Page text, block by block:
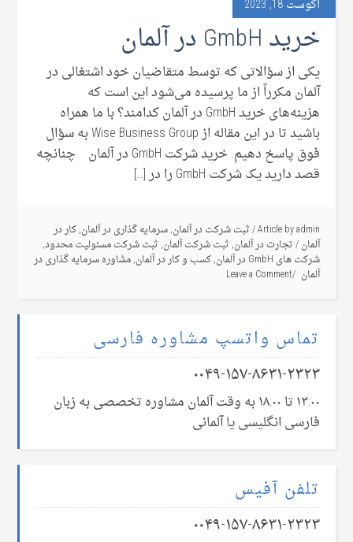
آگوست 18, 2023
خرید GmbH در آلمان
یکی از سؤالاتی که توسط متقاضیان خود اشتغالی در
آلمان مکرراً از ما پرسیده می‌شود این است که
هزینه‌های خرید GmbH در آلمان کدامند؟ با ما همراه
باشید تا در این مقاله از Wise Business Group به سؤال
فوق پاسخ دهیم. خرید شرکت GmbH در آلمان چنانچه
قصد دارید یک شرکت GmbH را در […]
Article byadmin
/ثبت شرکت در آلمان,سرمایه گذاری در آلمان,کار در
آلمان/تجارت در آلمان,ثبت شرکت آلمان,ثبت شرکت مسئولیت محدود,
شرکت های GmbH در آلمان
,کسب و کار در آلمان,مشاوره سرمایه گذاری در
آلمان Leave a Comment
تماس واتسپ مشاوره فارسی
۰۰۴۹-۱۵۷-۸۶۳۱-۲۳۲۳
۱۳:۰۰ تا ۱۸:۰۰ به وقت آلمان مشاوره تخصصی به زبان
فارسی انگلیسی یا آلمانی
تلفن آفیس
۰۰۴۹-۱۵۷-۸۶۳۱-۲۳۲۳